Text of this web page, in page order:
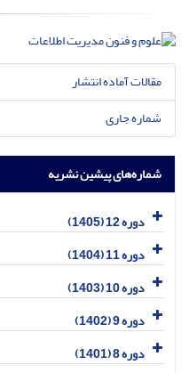
مقالات آماده انتشار
شماره جاری
شماره‌های پیشین نشریه
دوره 12 (1405)
دوره 11 (1404)
دوره 10 (1403)
دوره 9 (1402)
دوره 8 (1401)